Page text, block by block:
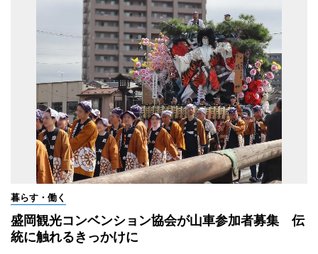
暮らす・働く
盛岡観光コンベンション協会が山車参加者募集 伝
統に触れるきっかけに